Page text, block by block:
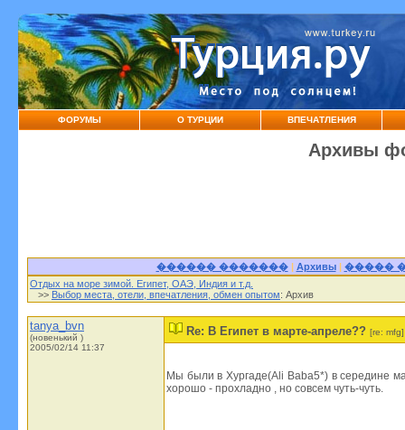
ФОРУМЫ О ТУРЦИИ ВПЕЧАТЛЕНИЯ
Архивы
������ �������| Архивы| �����
Отдых на море зимой. Египет, ОАЭ, Индия и т.д.
>> Выбор места, отели, впечатления, обмен опытом: Архив
tanya_bvn
(новенький )
2005/02/14 11:37
Re: В Египет в марте-апреле?? [re: mfg]
Мы были в Хургаде(Ali Baba5*) в середине
хорошо - прохладно , но совсем чуть-чуть.